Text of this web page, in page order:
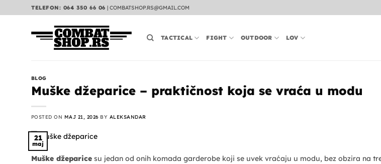
na
TELEFON: 064 350 66 06 | COMBATSHOP.RS@GMAIL.COM
TACTICAL FIGHT OUTDOOR LOV
BLOG
Muške džeparice – praktičnost koja se vraća u modu
POSTED ON MAJ 21, 2026 BY ALEKSANDAR
21
maj
Muške džeparice su jedan od onih komada garderobe koji se uvek vraćaju u modu, bez obzira na